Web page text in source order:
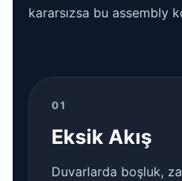
kararsızsa bu assembly
01
Eksik Akış
Duvarlarda boşluk,